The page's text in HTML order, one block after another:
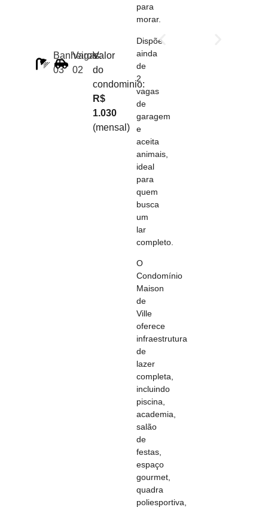
Banheiros:
03
Vagas:
02
Valor
do
condominio:
R$
1.030
(mensal)
para
morar.
Dispõe
ainda
de
2
vagas
de
garagem
e
aceita
animais,
ideal
para
quem
busca
um
lar
completo.
O
Condomínio
Maison
de
Ville
oferece
infraestrutura
de
lazer
completa,
incluindo
piscina,
academia,
salão
de
festas,
espaço
gourmet,
quadra
poliesportiva,